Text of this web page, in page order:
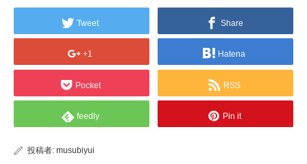
Tweet Share
+1 Hatena
Pocket RSS
feedly Pin it
投稿者: musubiyui